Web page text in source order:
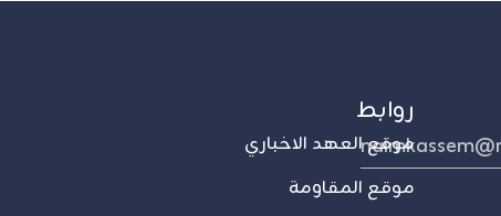
روابط
موقع العهد الاخباري
موقع المقاومة